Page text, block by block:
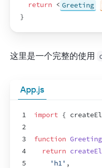
return < Greeting
}
这里是一个完整的使用
App.js
1
2
3
4
5
import {
function Greeting
return
'h1' ,